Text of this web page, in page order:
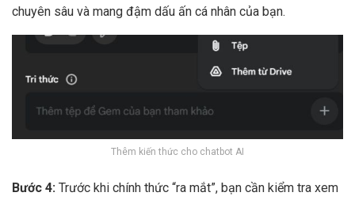
chuyên sâu và mang đậm dấu ấn cá nhân của bạn.
Thêm kiến thức cho chatbot AI
Bước 4: Trước khi chính thức “ra mắt”, bạn cần kiểm tra xem